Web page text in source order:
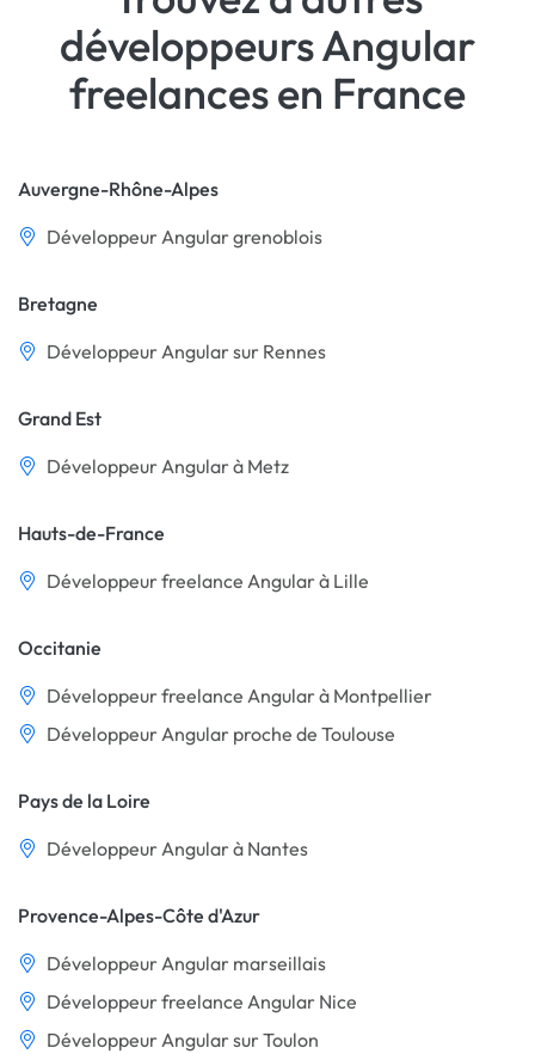
développeurs Angular
freelances en France
Auvergne-Rhône-Alpes
Développeur Angular grenoblois
Bretagne
Développeur Angular sur Rennes
Grand Est
Développeur Angular à Metz
Hauts-de-France
Développeur freelance Angular à Lille
Occitanie
Développeur freelance Angular à Montpellier
Développeur Angular proche de Toulouse
Pays de la Loire
Développeur Angular à Nantes
Provence-Alpes-Côte d'Azur
Développeur Angular marseillais
Développeur freelance Angular Nice
Développeur Angular sur Toulon